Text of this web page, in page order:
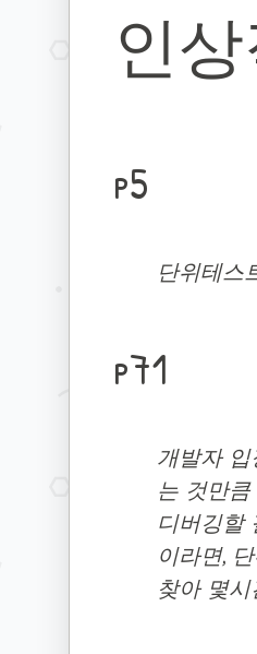
인
p5
단위테스
p71
개발자
는 것만
디버깅할
이라면,
찾아 몇